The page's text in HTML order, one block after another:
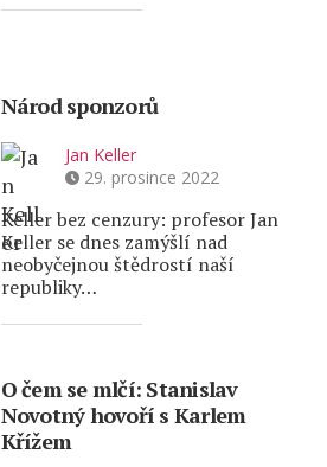
Národ sponzorů
Jan Keller
29. prosince 2022
Keller bez cenzury: profesor Jan
Keller se dnes zamýšlí nad
neobyčejnou štědrostí naší
republiky…
O čem se mlčí: Stanislav
Novotný hovoří s Karlem
Křížem